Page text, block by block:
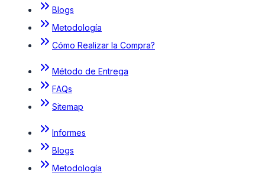
Blogs
Metodología
Cómo Realizar la Compra?
Método de Entrega
FAQs
Sitemap
Informes
Blogs
Metodología